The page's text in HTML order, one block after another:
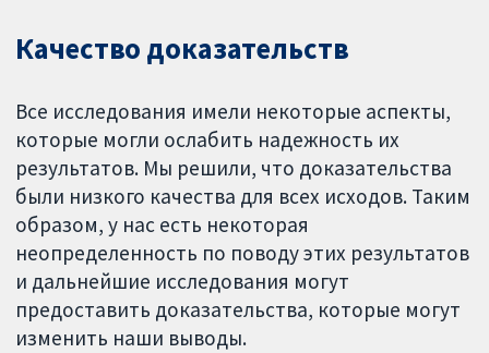
Качество доказательств
Все исследования имели некоторые аспекты,
которые могли ослабить надежность их
результатов. Мы решили, что доказательства
были низкого качества для всех исходов. Таким
образом, у нас есть некоторая
неопределенность по поводу этих результатов
и дальнейшие исследования могут
предоставить доказательства, которые могут
изменить наши выводы.